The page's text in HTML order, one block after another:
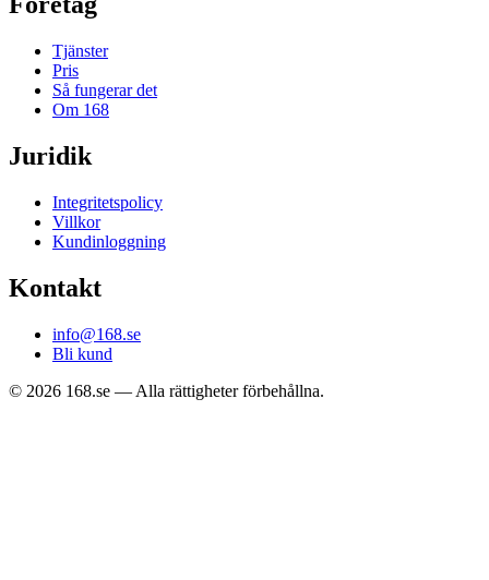
Tjänster
Pris
Så fungerar det
Om 168
Juridik
Integritetspolicy
Villkor
Kundinloggning
Kontakt
info@168.se
Bli kund
© 2026 168.se — Alla rättigheter förbehållna.